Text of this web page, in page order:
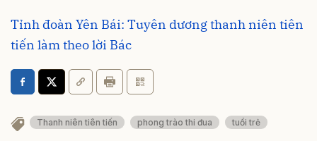
Tỉnh đoàn Yên Bái: Tuyên dương thanh niên tiên
tiến làm theo lời Bác
Thanh niên tiên tiến phong trào thi đua tuổi trẻ